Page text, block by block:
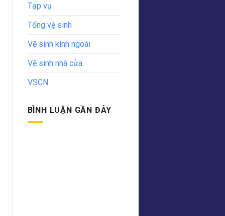
Tạp vụ
Tổng vệ sinh
Vệ sinh kính ngoài
Vệ sinh nhà cửa
VSCN
BÌNH LUẬN GẦN ĐÂY